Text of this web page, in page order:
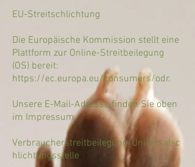
​EU-Streitschlichtung
Die Europäische Kommission stellt eine
Plattform zur Online-Streitbeilegung
(OS) bereit:
https://ec.europa.eu/consumers/odr.
Unsere E-Mail-Adresse finden Sie oben
im Impressum.
Verbraucherstreitbeilegung/Universalsc
hlichtungsstelle